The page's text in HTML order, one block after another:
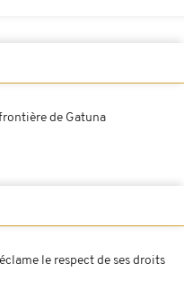
de Gatuna
le respect de ses droits